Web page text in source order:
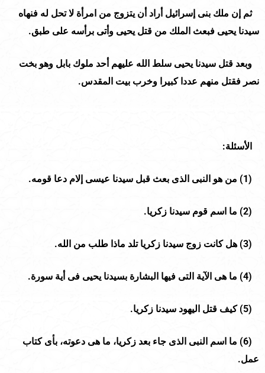
ثم إن ملك بنى إسرائيل أراد أن يتزوج من امرأة لا تحل له فنهاه
سيدنا يحيى فبعث الملك من قتل يحيى وأتى برأسه على طبق.
وبعد قتل سيدنا يحيى سلط الله عليهم أحد ملوك بابل وهو بخت
نصر فقتل منهم عددا كبيرا وخرب بيت المقدس.
الأسئلة:
(
1) من هو النبى الذى بعث قبل سيدنا عيسى إلام دعا قومه.
(
2) ما اسم قوم سيدنا زكريا.
(
3) هل كانت زوج سيدنا زكريا تلد ماذا طلب من الله.
(
4) ما هى الآية التى فيها البشارة بسيدنا يحيى فى أية سورة.
(
5) كيف قتل اليهود سيدنا زكريا.
(
6) ما اسم النبى الذى جاء بعد زكريا، ما هى دعوته، بأى كتاب
عمل.